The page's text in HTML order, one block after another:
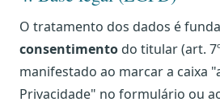
O tratamento dos dados é
consentimento do titular (art.
manifestado ao marcar a caixa
Privacidade" no formulário ou